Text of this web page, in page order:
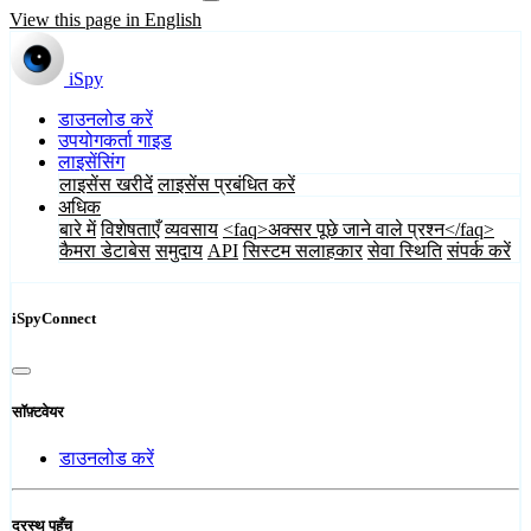
View this page in English
iSpy
डाउनलोड करें
उपयोगकर्ता गाइड
लाइसेंसिंग
लाइसेंस खरीदें लाइसेंस प्रबंधित करें
अधिक
बारे में विशेषताएँ व्यवसाय <faq>अक्सर पूछे जाने वाले प्रश्न</faq>
कैमरा डेटाबेस समुदाय API सिस्टम सलाहकार सेवा स्थिति संपर्क करें
iSpyConnect
सॉफ़्टवेयर
डाउनलोड करें
दूरस्थ पहुँच